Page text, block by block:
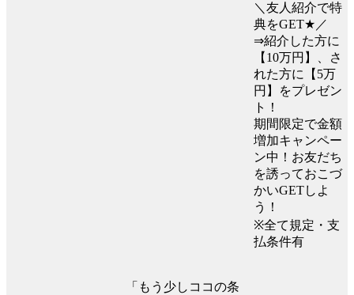
＼友人紹介で特
典をGET★／
⇒紹介した方に
【10万円】、さ
れた方に【5万
円】をプレゼン
ト！
期間限定で金額
増加キャンペー
ン中！お友だち
を誘っておこづ
かいGETしよ
う！
※全て規定・支
払条件有
「もう少しココの条